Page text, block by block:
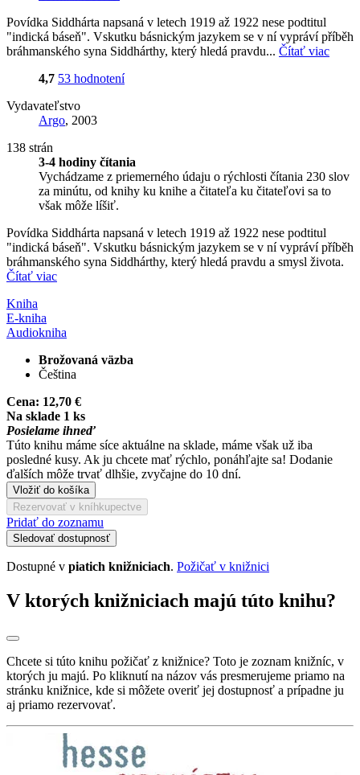
Povídka Siddhárta napsaná v letech 1919 až 1922 nese podtitul
"indická báseň". Vskutku básnickým jazykem se v ní vypráví příběh
bráhmanského syna Siddhárthy, který hledá pravdu... Čítať viac
4,7 53 hodnotení
Vydavateľstvo
Argo, 2003
138 strán
3-4 hodiny čítania
Vychádzame z priemerného údaju o rýchlosti čítania 230 slov
za minútu, od knihy ku knihe a čitateľa ku čitateľovi sa to
však môže líšiť.
Povídka Siddhárta napsaná v letech 1919 až 1922 nese podtitul
"indická báseň". Vskutku básnickým jazykem se v ní vypráví příběh
bráhmanského syna Siddhárthy, který hledá pravdu a smysl života.
Čítať viac
Kniha
E-kniha
Audiokniha
Brožovaná väzba
Čeština
Cena: 12,70 €
Na sklade 1 ks
Posielame ihneď
Túto knihu máme síce aktuálne na sklade, máme však už iba
posledné kusy. Ak ju chcete mať rýchlo, ponáhľajte sa! Dodanie
ďalších môže trvať dlhšie, zvyčajne do 10 dní.
Vložiť do košíka
Rezervovať v kníhkupectve
Pridať do zoznamu
Sledovať dostupnosť
Dostupné v piatich knižniciach. Požičať v knižnici
V ktorých knižniciach majú túto knihu?
Chcete si túto knihu požičať z knižnice? Toto je zoznam knižníc, v
ktorých ju majú. Po kliknutí na názov vás presmerujeme priamo na
stránku knižnice, kde si môžete overiť jej dostupnosť a prípadne ju
aj priamo rezervovať.